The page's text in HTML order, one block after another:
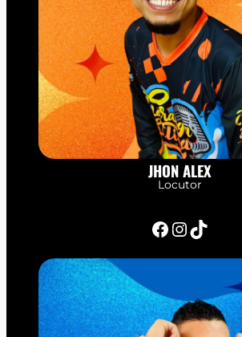
JHON ALEX
Locutor
Facebook InstagramTikTok